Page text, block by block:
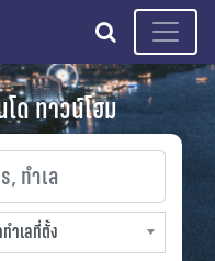
search
ด ทาวน์โฮม
เล
ำเลที่ตั้ง